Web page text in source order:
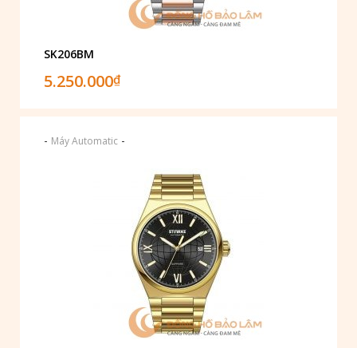
SK206BM
5.250.000₫
- Máy Automatic -